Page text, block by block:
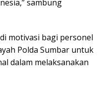
sambung
motivasi bagi personel
Polda Sumbar untuk
dalam melaksanakan